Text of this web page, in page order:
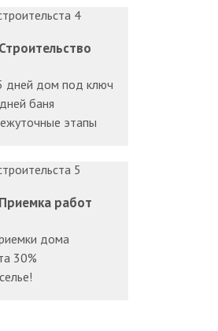
Строительство
дней дом под ключ
баня
этапы
Приемка работ
дома
30%